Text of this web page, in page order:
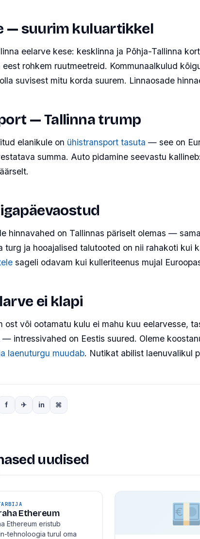
— suurim kuluartikkel
eelarve kese: kesklinna ja Põhja-Tallinna
eest rohkem ruutmeetreid. Kommunaalkulud
suvisest mitu korda suurem. Linnaosade
— Tallinna trump
elanikule on ühistransport tasuta — see on
summa. Auto pidamine seevastu
hinnavahed on Tallinnas päriselt olemas —
turg ja hooajalised talutooted on nii rahakoti
sageli odavam kui kulleriteenus mujal
ei klapi
ost või ootamatu kulu ei mahu kuu eelarvesse,
— intressivahed on Eestis suured. Oleme
laenuturgu muudab. Nutikat abilist laenuvalikul
f ✈ in ⌘
uudised
Ethereum
Ethereum eristub
tehnoloogia turul oma